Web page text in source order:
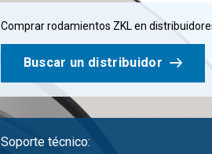
Comprar rodamientos ZKL en
Buscar un distribuidor
Soporte técnico: